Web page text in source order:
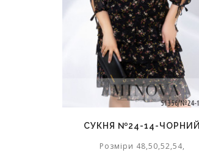
СУКНЯ №24-14-ЧОРНИЙ
Розміри 48,50,52,54,